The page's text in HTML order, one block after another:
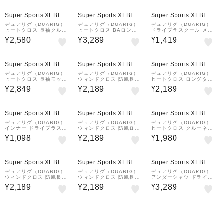
Super Sports XEBIO
&mall店
デュアリグ（DUARIG）
ヒートクロス 長袖クルー
ネック 5F0004-AHET-7
86ES BLK
¥2,580
Super Sports XEBIO
&mall店
デュアリグ（DUARIG）
ヒートクロス BAロング
タイツ 5F0006-AHET-7
86ES BKxGY
¥3,289
Super Sports XEBIO
&mall店
デュアリグ（DUARIG）
ドライプラスクール メッ
シュVネック 半袖シャツ
6S0006-WAUW-891GC
¥1,419
Super Sports XEBIO
&mall店
デュアリグ（DUARIG）
ヒートクロス 長袖モック
ネック 5F0005-AHET-7
86ES BLK
¥2,849
Super Sports XEBIO
&mall店
デュアリグ（DUARIG）
ウィンドクロス 防風長袖
ハイネック 5F0004-WA
UW-891ASC 黒 ブラッ
¥2,189
Super Sports XEBIO
&mall店
デュアリグ（DUARIG）
ヒートクロス ロングタイ
ツ 3F0004-AHET-786E
S BLK
¥2,189
Super Sports XEBIO
&mall店
デュアリグ（DUARIG）
インナー ドライプラス V
ネック 半袖シャツ 白 S-
3Lサイズ 6S0010-WAU
¥1,098
Super Sports XEBIO
&mall店
デュアリグ（DUARIG）
ウィンドクロス 防風ロン
グタイツ 5F0006-WAU
W-891ASC 紺 ネイビー
¥2,189
Super Sports XEBIO
&mall店
デュアリグ（DUARIG）
ヒートクロス クルーネッ
ク長袖シャツ 3F0002-A
HET-786ES BLK
¥1,980
Super Sports XEBIO
&mall店
デュアリグ（DUARIG）
ウィンドクロス 防風長袖
クルーネック 5F0002-W
AUW-891ASC 黒 ブラ
¥2,189
Super Sports XEBIO
&mall店
デュアリグ（DUARIG）
ウィンドクロス 防風長袖
クルーネック 5F0001-W
AUW-891ASC 黒 ブラ
¥2,189
Super Sports XEBIO
&mall店
デュアリグ（DUARIG）
アンダーシャツ ドライウ
ォーム 長袖クルーネック
シャツ 黒 ブラック S-3L
¥3,289